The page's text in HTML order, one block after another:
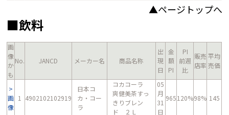
▲ページトップへ
■飲料
画
像
か
も
No. JANCD メーカー名 商品名称
出
現
日
金
額
PI
PI
前週
比
販売
店率
平均
売価
画
像
1 4902102102919
日本コ
カ・コー
ラ
コカコーラ
爽健美茶すっ
きりブレン
ド ２Ｌ
05
月
31
日
965120%98% 145